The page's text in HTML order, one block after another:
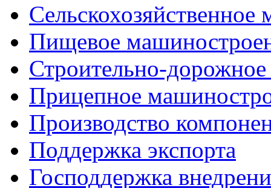
Пищевое
Строительно-
Прицепное
Производство
Поддержка экспорта
Господдержка